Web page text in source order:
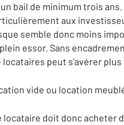
bail de minimum trois
aux
semble donc moins
essor. Sans
peut s’avérer
vide ou location
doit donc acheter